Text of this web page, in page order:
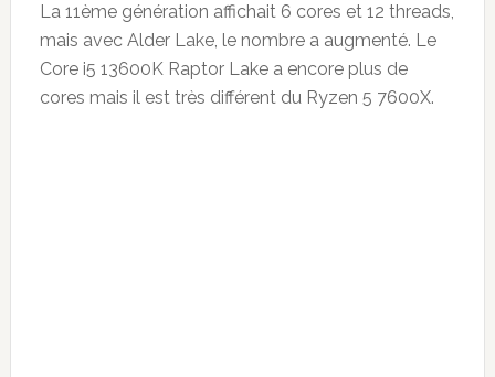
La 11ème génération affichait 6 cores et 12 threads,
mais avec Alder Lake, le nombre a augmenté. Le
Core i5 13600K Raptor Lake a encore plus de
cores mais il est très différent du Ryzen 5 7600X.